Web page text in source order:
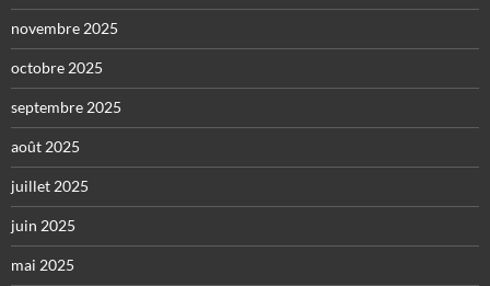
novembre 2025
octobre 2025
septembre 2025
août 2025
juillet 2025
juin 2025
mai 2025